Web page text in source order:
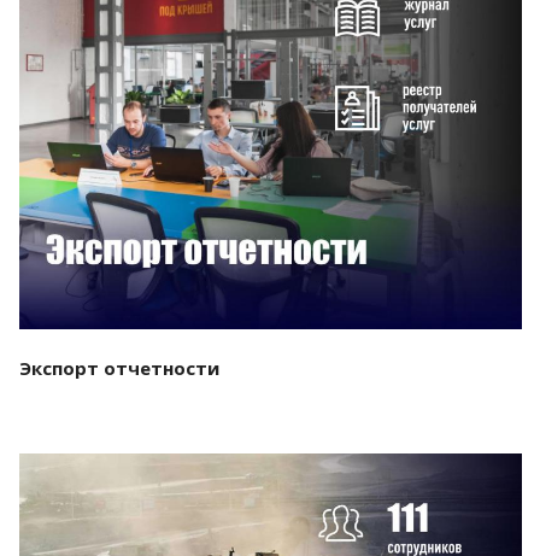
Смотреть проект
Экспорт отчетности